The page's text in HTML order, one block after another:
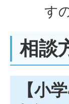
す
相談
【小